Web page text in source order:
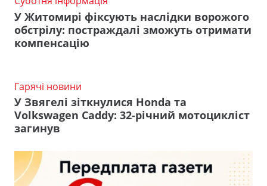
У Житомирі фіксують наслідки ворожого
обстрілу: постраждалі зможуть отримати
компенсацію
Гарячі новини
У Звягелі зіткнулися Honda та
Volkswagen Caddy: 32-річний мотоцикліст
загинув